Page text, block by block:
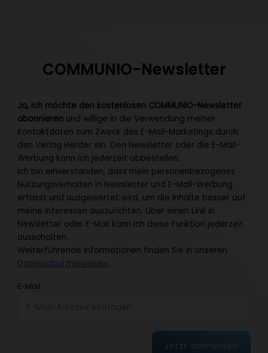
COMMUNIO-Newsletter
Ja, ich möchte den kostenlosen COMMUNIO-Newsletter
abonnieren und willige in die Verwendung meiner
Kontaktdaten zum Zweck des E-Mail-Marketings durch
den Verlag Herder ein. Den Newsletter oder die E-Mail-
Werbung kann ich jederzeit abbestellen.
Ich bin einverstanden, dass mein personenbezogenes
Nutzungsverhalten in Newsletter und E-Mail-Werbung
erfasst und ausgewertet wird, um die Inhalte besser auf
meine Interessen auszurichten. Über einen Link in
Newsletter oder E-Mail kann ich diese Funktion jederzeit
ausschalten.
Weiterführende Informationen finden Sie in unseren
Datenschutzhinweisen.
E-Mail
Jetzt anmelden